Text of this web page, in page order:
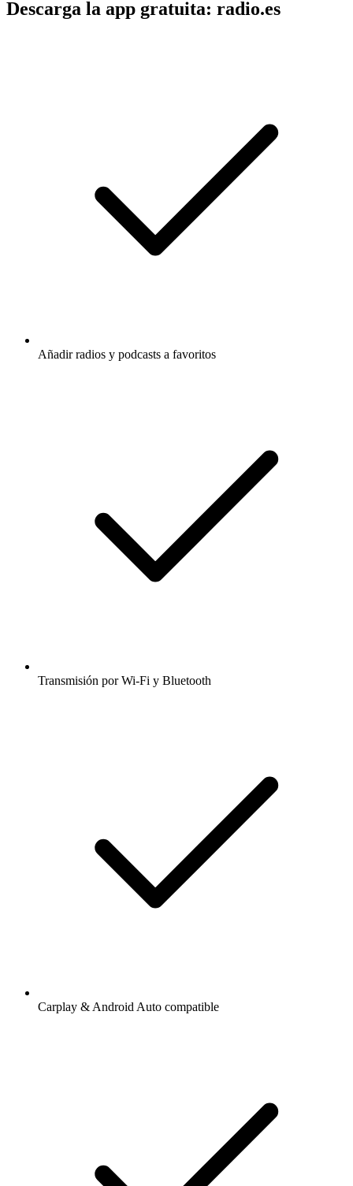
Descarga la app gratuita: radio.es
Añadir radios y podcasts a favoritos
Transmisión por Wi-Fi y Bluetooth
Carplay & Android Auto compatible